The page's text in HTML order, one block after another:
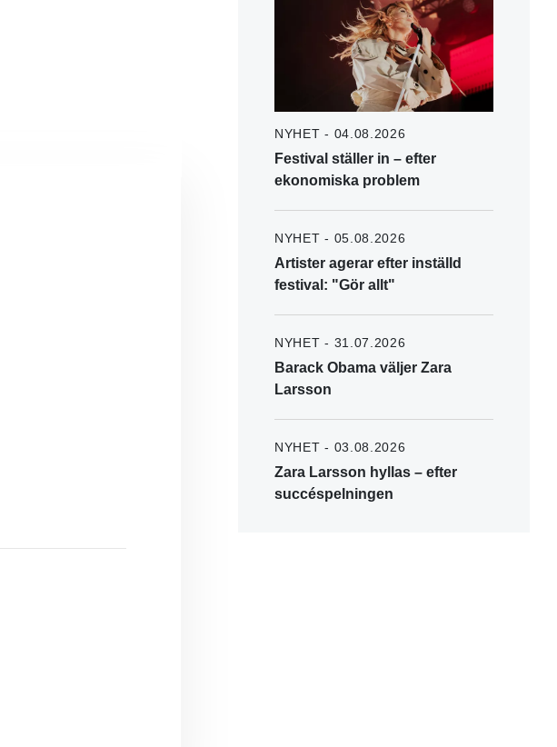
NYHET - 04.08.2026
Festival ställer in – efter
ekonomiska problem
NYHET - 05.08.2026
Artister agerar efter inställd
festival: "Gör allt"
NYHET - 31.07.2026
Barack Obama väljer Zara
Larsson
NYHET - 03.08.2026
Zara Larsson hyllas – efter
succéspelningen